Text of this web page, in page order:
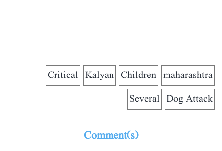
maharashtra
Children
Kalyan
Critical
Dog Attack
Several
Comment(s)